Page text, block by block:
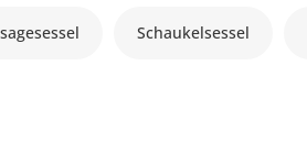
Schaukelsessel